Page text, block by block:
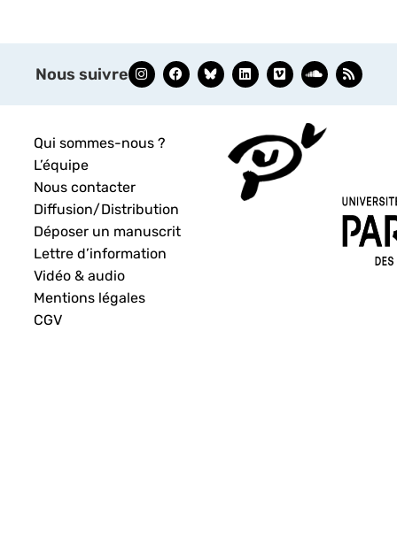
Nous suivre
Qui sommes-nous ?
L’équipe
Nous contacter
Diffusion/Distribution
Déposer un manuscrit
Lettre d’information
Vidéo & audio
Mentions légales
CGV